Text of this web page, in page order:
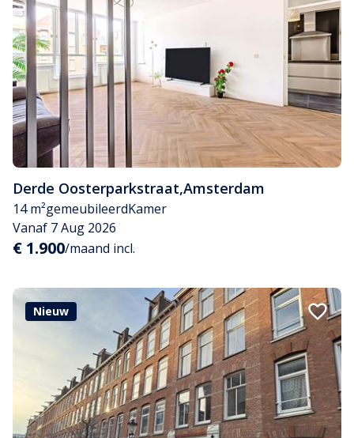
Derde Oosterparkstraat,Amsterdam
14 m²gemeubileerdKamer
Vanaf 7 Aug 2026
€ 1.900/maand incl.
Nieuw